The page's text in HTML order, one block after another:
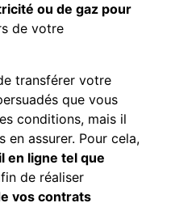
ou de gaz pour
de votre
transférer votre
que vous
conditions, mais il
en assurer. Pour cela,
en ligne tel que
de réaliser
vos contrats